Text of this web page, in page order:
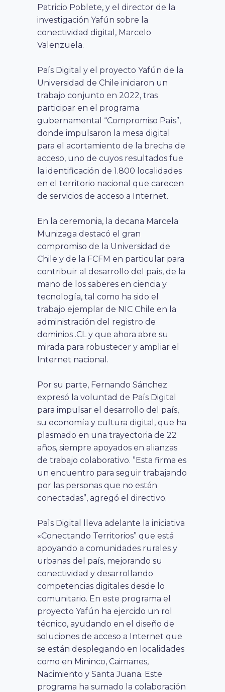
Patricio Poblete, y el director de la
investigación Yafún sobre la
conectividad digital, Marcelo
Valenzuela.
País Digital y el proyecto Yafún de la
Universidad de Chile iniciaron un
trabajo conjunto en 2022, tras
participar en el programa
gubernamental “Compromiso País”,
donde impulsaron la mesa digital
para el acortamiento de la brecha de
acceso, uno de cuyos resultados fue
la identificación de 1.800 localidades
en el territorio nacional que carecen
de servicios de acceso a Internet.
En la ceremonia, la decana Marcela
Munizaga destacó el gran
compromiso de la Universidad de
Chile y de la FCFM en particular para
contribuir al desarrollo del país, de la
mano de los saberes en ciencia y
tecnología, tal como ha sido el
trabajo ejemplar de NIC Chile en la
administración del registro de
dominios .CL y que ahora abre su
mirada para robustecer y ampliar el
Internet nacional.
Por su parte, Fernando Sánchez
expresó la voluntad de País Digital
para impulsar el desarrollo del país,
su economía y cultura digital, que ha
plasmado en una trayectoria de 22
años, siempre apoyados en alianzas
de trabajo colaborativo. ”Esta firma es
un encuentro para seguir trabajando
por las personas que no están
conectadas”, agregó el directivo.
Paìs Digital lleva adelante la iniciativa
«Conectando Territorios” que está
apoyando a comunidades rurales y
urbanas del país, mejorando su
conectividad y desarrollando
competencias digitales desde lo
comunitario. En este programa el
proyecto Yafún ha ejercido un rol
técnico, ayudando en el diseño de
soluciones de acceso a Internet que
se están desplegando en localidades
como en Mininco, Caimanes,
Nacimiento y Santa Juana. Este
programa ha sumado la colaboración